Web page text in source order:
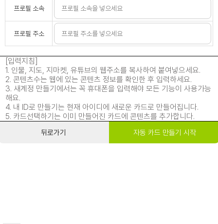
프로필 소속
프로필 주소
[입력지침]
1. 인물, 지도, 지마켓, 유튜브의 웹주소를 복사하여 붙여넣으세요.
2. 콘텐츠수는 웹에 있는 콘텐츠 정보를 확인한 후 입력하세요.
3. 새계정 만들기에서는 꼭 휴대폰을 입력해야 모든 기능이 사용가능
해요.
4. 내 ID로 만들기는 현재 아이디에 새로운 카드로 만들어집니다.
5. 카드선택하기는 이미 만들어진 카드에 콘텐츠를 추가합니다.
뒤로가기 자동 카드 만들기 시작